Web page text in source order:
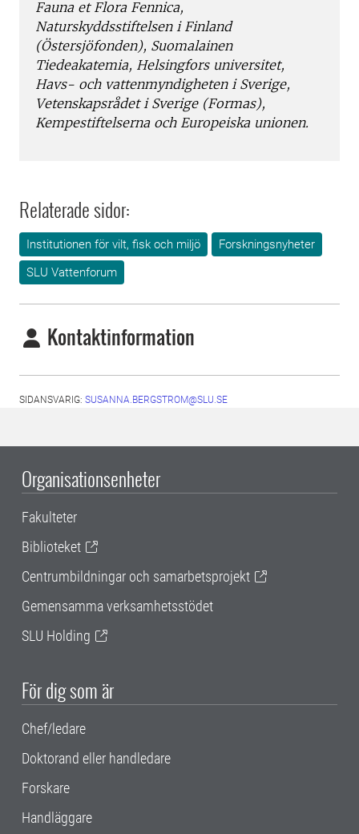
Fauna et Flora Fennica,
Naturskyddsstiftelsen i Finland
(Östersjöfonden), Suomalainen
Tiedeakatemia, Helsingfors universitet,
Havs- och vattenmyndigheten i Sverige,
Vetenskapsrådet i Sverige (Formas),
Kempestiftelserna och Europeiska unionen.
Relaterade sidor:
Institutionen för vilt, fisk och miljö
Forskningsnyheter
SLU Vattenforum
Kontaktinformation
SIDANSVARIG: SUSANNA.BERGSTROM@SLU.SE
Organisationsenheter
Fakulteter
Biblioteket
Centrumbildningar och samarbetsprojekt
Gemensamma verksamhetsstödet
SLU Holding
För dig som är
Chef/ledare
Doktorand eller handledare
Forskare
Handläggare